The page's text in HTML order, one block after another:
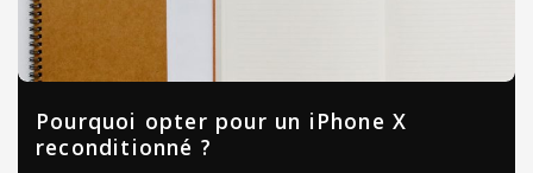
Pourquoi opter pour un iPhone X
reconditionné ?